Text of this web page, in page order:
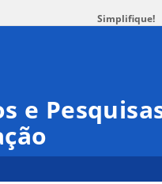
Simplifique!
e